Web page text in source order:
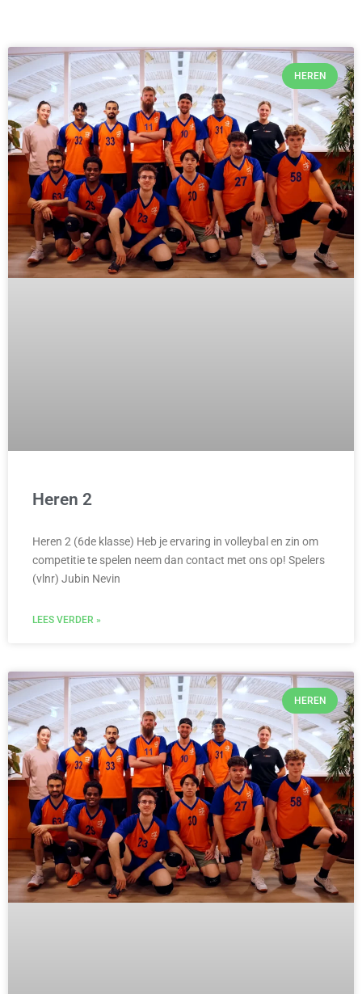
HEREN
Heren 2
Heren 2 (6de klasse) Heb je ervaring in volleybal en zin om
competitie te spelen neem dan contact met ons op! Spelers
(vlnr) Jubin Nevin
LEES VERDER »
HEREN